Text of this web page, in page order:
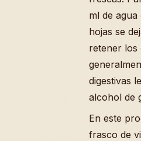
ml de
hojas se
retener los
digestivas
alcohol de
En este
frasco de